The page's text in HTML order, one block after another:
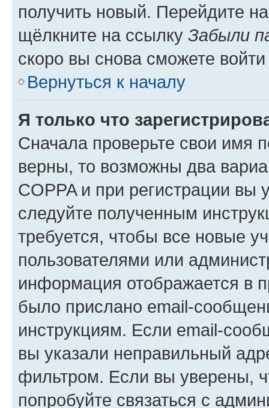
получить новый. Перейдите
щёлкните на ссылку Забыли
скоро вы снова сможете
Вернуться к началу
Я только что
Сначала проверьте свои имя
верны, то возможны два
COPPA и при регистрации вы
следуйте полученным
требуется, чтобы все новые
пользователями или
информация отображается в
было прислано email-
инструкциям. Если email-
вы указали неправильный
фильтром. Если вы уверены,
попробуйте связаться с